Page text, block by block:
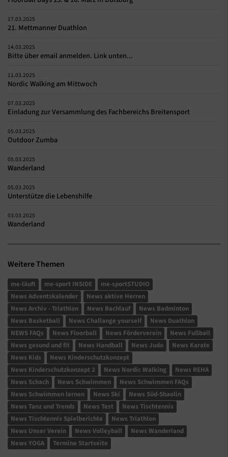
17.03.2025
21. Mettmanner Duathlon
14.03.2025
Bitte über email anmelden. Link unten...
11.03.2025
Nordic Walking am Mittwoch
07.03.2025
Einladung zur Versammlung des Fachbereichs Breitensport
05.03.2025
Outdoor Zumba
05.03.2025
Wanderland
05.03.2025
Unterstütze die Lebenshilfe
03.03.2025
Wanderland
Weitere Themen
me-läuft me-sport INSIDE
me-sportSTUDIO
News Adventskalender
News aktive Herren
News Archiv - Triathlon
News Bachlauf
News Badminton
News Basketball
News Challange yourself
News Duathlon
NEWS FAQs
News Floorball News Förderverein
News Fußball
News gesund und fit
News Handball News Judo
News Karate
News Kids
News Kinderschutzkonzept
News Kinderschutzkonzept 2
News Nordic Walking
News REHA
News Schach
News Schwimmen
News Schwimmen FAQs
News Schwimmen lernen
News Ski
News Süd-Shaolin
News Tanz und Trends
News Test
News Tischtennis
News Tischtennis Spielberichte
News Triathlon
News Unser Verein
News Volleyball
News Wanderland
News YOGA
Termine Startseite